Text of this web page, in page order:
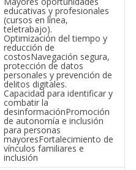
educativas y profesionales
(cursos en línea,
teletrabajo).
Optimización del tiempo y
reducción de
costosNavegación segura,
protección de datos
personales y prevención de
delitos digitales.
Capacidad para identificar y
combatir la
desinformaciónPromoción
de autonomía e inclusión
para personas
mayoresFortalecimiento de
vínculos familiares e
inclusión